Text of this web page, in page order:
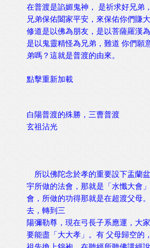
在普渡是諂媚鬼神， 是祈求好兄弟
兄弟保佑闔家平安，來保佑你們賺
修道是以佛為朋友，是以菩薩羅漢
是以鬼靈精怪為兄弟，難道 你們願
弟嗎？這就是普渡的由來。
點擊重新加載
白陽普渡的殊勝，三曹普渡
玄祖沾光
所以佛陀念於孝的重要設下盂蘭
宇所做的法會，那就是「水懺大會
會，所做的功得那就是在超渡父母
去，轉到三
陽彌勒尊，現在弓長子系應運，大
要能盡「大大孝」。有 父母歸空的